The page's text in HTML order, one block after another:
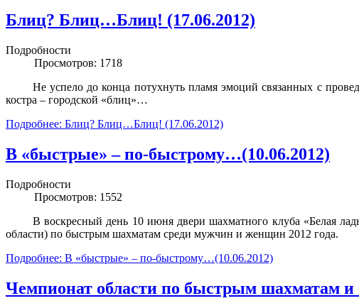
Блиц? Блиц…Блиц! (17.06.2012)
Подробности
Просмотров: 1718
Не успело до конца потухнуть пламя эмоций связанных с
костра – городской «блиц»…
Подробнее: Блиц? Блиц…Блиц! (17.06.2012)
В «быстрые» – по-быстрому…(10.06.2012)
Подробности
Просмотров: 1552
В воскресный день 10 июня двери шахматного клуба «Белая
области) по быстрым шахматам среди мужчин и женщин 2012 года.
Подробнее: В «быстрые» – по-быстрому…(10.06.2012)
Чемпионат области по быстрым шахматам и